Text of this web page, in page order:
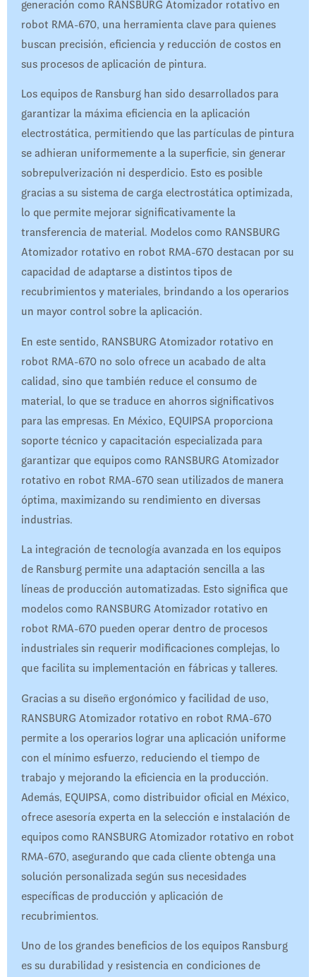
generación como RANSBURG Atomizador rotativo en
robot RMA-670, una herramienta clave para quienes
buscan precisión, eficiencia y reducción de costos en
sus procesos de aplicación de pintura.
Los equipos de Ransburg han sido desarrollados para
garantizar la máxima eficiencia en la aplicación
electrostática, permitiendo que las partículas de pintura
se adhieran uniformemente a la superficie, sin generar
sobrepulverización ni desperdicio. Esto es posible
gracias a su sistema de carga electrostática optimizada,
lo que permite mejorar significativamente la
transferencia de material. Modelos como RANSBURG
Atomizador rotativo en robot RMA-670 destacan por su
capacidad de adaptarse a distintos tipos de
recubrimientos y materiales, brindando a los operarios
un mayor control sobre la aplicación.
En este sentido, RANSBURG Atomizador rotativo en
robot RMA-670 no solo ofrece un acabado de alta
calidad, sino que también reduce el consumo de
material, lo que se traduce en ahorros significativos
para las empresas. En México, EQUIPSA proporciona
soporte técnico y capacitación especializada para
garantizar que equipos como RANSBURG Atomizador
rotativo en robot RMA-670 sean utilizados de manera
óptima, maximizando su rendimiento en diversas
industrias.
La integración de tecnología avanzada en los equipos
de Ransburg permite una adaptación sencilla a las
líneas de producción automatizadas. Esto significa que
modelos como RANSBURG Atomizador rotativo en
robot RMA-670 pueden operar dentro de procesos
industriales sin requerir modificaciones complejas, lo
que facilita su implementación en fábricas y talleres.
Gracias a su diseño ergonómico y facilidad de uso,
RANSBURG Atomizador rotativo en robot RMA-670
permite a los operarios lograr una aplicación uniforme
con el mínimo esfuerzo, reduciendo el tiempo de
trabajo y mejorando la eficiencia en la producción.
Además, EQUIPSA, como distribuidor oficial en México,
ofrece asesoría experta en la selección e instalación de
equipos como RANSBURG Atomizador rotativo en robot
RMA-670, asegurando que cada cliente obtenga una
solución personalizada según sus necesidades
específicas de producción y aplicación de
recubrimientos.
Uno de los grandes beneficios de los equipos Ransburg
es su durabilidad y resistencia en condiciones de